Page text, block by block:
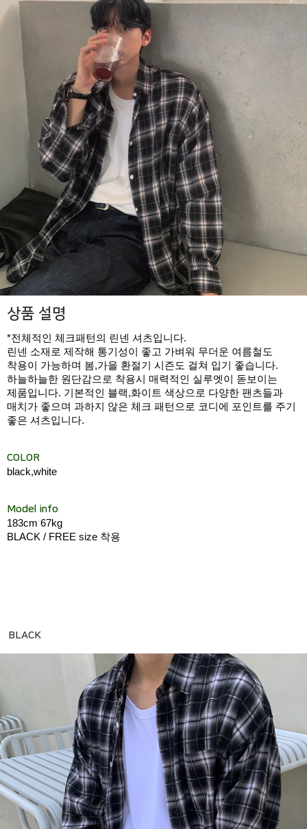
상품 설명
*전체적인 체크패턴의 린넨 셔츠입니다.
린넨 소재로 제작해 통기성이 좋고 가벼워 무더운 여름철도
착용이 가능하며 봄,가을 환절기 시즌도 걸쳐 입기 좋습니다.
하늘하늘한 원단감으로 착용시 매력적인 실루엣이 돋보이는
제품입니다. 기본적인 블랙,화이트 색상으로 다양한 팬츠들과
매치가 좋으며 과하지 않은 체크 패턴으로 코디에 포인트를 주기
좋은 셔츠입니다.
COLOR
black,white
Model info
183cm 67kg
BLACK / FREE size 착용
BLACK